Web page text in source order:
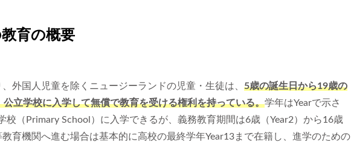
育の概要
外国人児童を除くニュージーランドの児童・生徒は、 5歳の誕生日から19歳の
立学校に入学して無償で教育を受ける権利を持っている。学年はYearで示さ
校（Primary School）に入学できるが、義務教育期間は6歳（Year2）から16歳
教育機関へ進む場合は基本的に高校の最終学年Year13まで在籍し、進学のための